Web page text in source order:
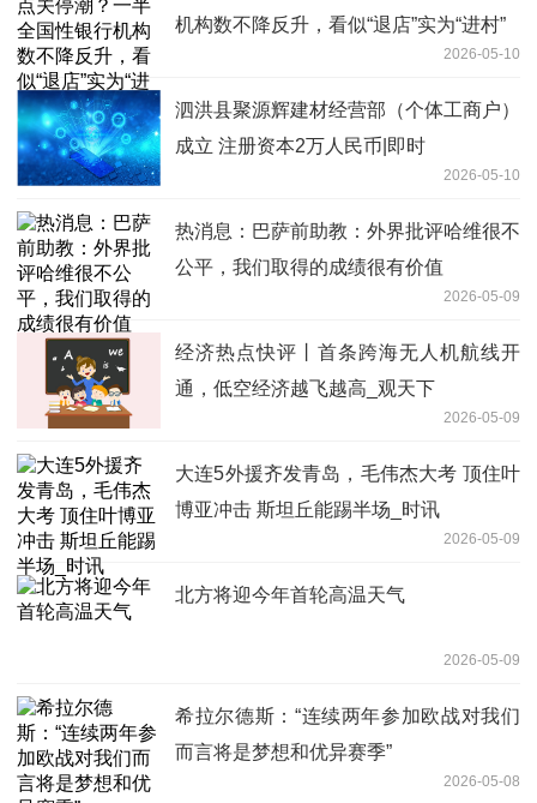
机构数不降反升，看似“退店”实为“进村”
2026-05-10
泗洪县聚源辉建材经营部（个体工商户）
成立 注册资本2万人民币|即时
2026-05-10
热消息：巴萨前助教：外界批评哈维很不
公平，我们取得的成绩很有价值
2026-05-09
经济热点快评丨首条跨海无人机航线开
通，低空经济越飞越高_观天下
2026-05-09
大连5外援齐发青岛，毛伟杰大考 顶住叶
博亚冲击 斯坦丘能踢半场_时讯
2026-05-09
北方将迎今年首轮高温天气
2026-05-09
希拉尔德斯：“连续两年参加欧战对我们
而言将是梦想和优异赛季”
2026-05-08